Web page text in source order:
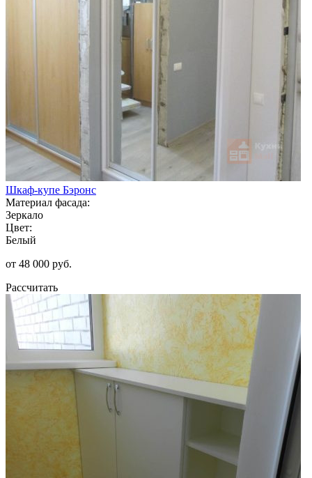
Шкаф-купе Бэронс
Материал фасада:
Зеркало
Цвет:
Белый
от 48 000 руб.
Рассчитать